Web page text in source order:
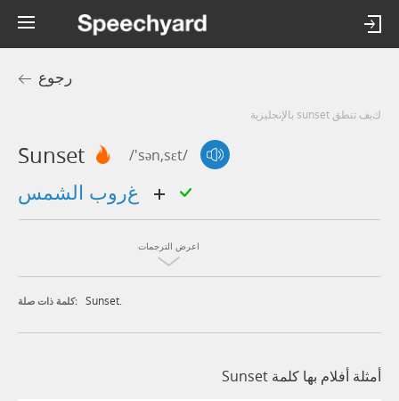
رجوع
كيف تنطق sunset بالإنجليزية
Sunset /'sən,sɛt/
اعرض الترجمات
كلمة ذات صلة: Sunset.
أمثلة أفلام بها كلمة Sunset